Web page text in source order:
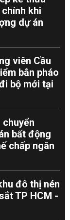
khi
dự án
viên Cầu
bắn pháo
bộ mới tại
bất động
chấp ngân
đô thị nén
TP HCM -